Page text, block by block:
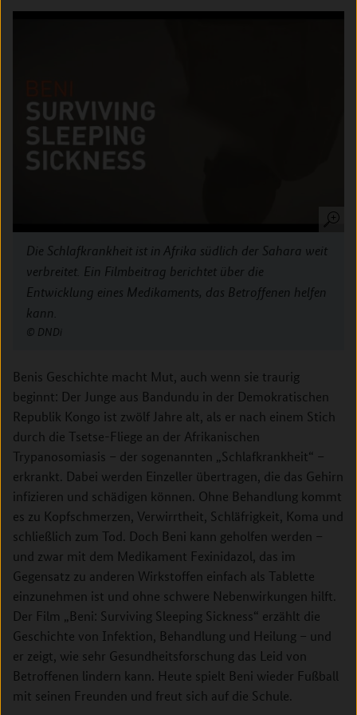
Die Schlafkrankheit ist in Afrika südlich der Sahara weit
verbreitet. Ein Filmbeitrag berichtet über die
Entwicklung eines Medikaments, das Betroffenen helfen
kann.
DNDi
Benis Geschichte macht Mut, auch wenn sie traurig
beginnt: Der Junge aus Bandundu in der Demokratischen
Republik Kongo ist zwölf Jahre alt, als er nach einem Stich
durch die Tsetse-Fliege an der Afrikanischen
Trypanosomiasis – der sogenannten „Schlafkrankheit“ –
erkrankt. Dabei werden Einzeller übertragen, die das Gehirn
infizieren und schädigen können. Ohne Behandlung kommt
es zu Kopfschmerzen, Verwirrtheit, Schläfrigkeit, Koma und
schließlich zum Tod. Doch Beni kann geholfen werden –
und zwar mit dem Medikament Fexinidazol, das im
Gegensatz zu anderen Wirkstoffen einfach als Tablette
einzunehmen ist und ohne schwere Nebenwirkungen hilft.
Der Film „Beni: Surviving Sleeping Sickness“ erzählt die
Geschichte von Infektion, Behandlung und Heilung – und
er zeigt, wie sehr Gesundheitsforschung das Leid von
Betroffenen lindern kann. Heute spielt Beni wieder Fußball
mit seinen Freunden und freut sich auf die Schule.